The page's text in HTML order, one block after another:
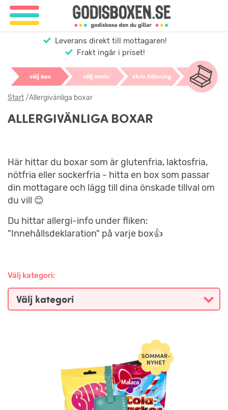
Leverans direkt till mottagaren!
Frakt ingår i priset!
välj box välj motiv skriv hälsning
Start/Allergivänliga boxar
ALLERGIVÄNLIGA BOXAR
Här hittar du boxar som är glutenfria, laktosfria,
nötfria eller sockerfria - hitta en box som passar
din mottagare och lägg till dina önskade tillval om
du vill 😊
Du hittar allergi-info under fliken:
"Innehållsdeklaration" på varje box👍
Välj kategori: